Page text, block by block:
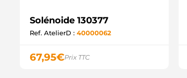
Solénoide 130377
Ref. AtelierD : 40000062
67,95€Prix TTC